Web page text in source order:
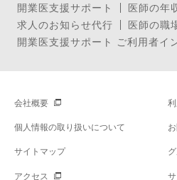
開業医支援サポート
医師の年
求人のお知らせ代行
医師の職
開業医支援サポート ご利用者イ
会社概要
個人情報の取り扱いについて
サイトマップ
アクセス